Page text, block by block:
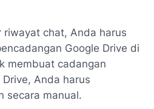
chat, Anda harus
Google Drive di
membuat cadangan
Anda harus
secara manual.